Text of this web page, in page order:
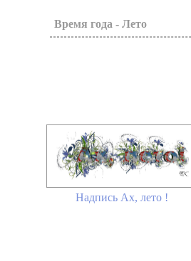
Время года - Лето
Надпись Ах, лето !